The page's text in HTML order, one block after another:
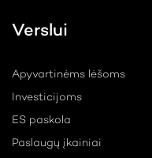
Verslui
Apyvartinėms lėšoms
Investicijoms
ES paskola
Paslaugų įkainiai